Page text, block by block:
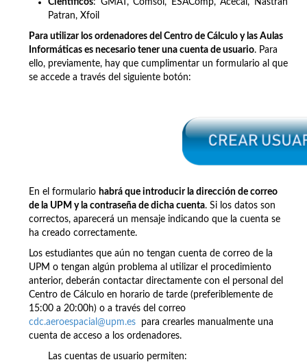
Patran, Xfoil
Para utilizar los ordenadores del Centro de Cálculo y las Aulas
Informáticas es necesario tener una cuenta de usuario. Para
ello, previamente, hay que cumplimentar un formulario al que
se accede a través del siguiente botón:
En el formulario habrá que introducir la dirección de correo
de la UPM y la contraseña de dicha cuenta. Si los datos son
correctos, aparecerá un mensaje indicando que la cuenta se
ha creado correctamente.
Los estudiantes que aún no tengan cuenta de correo de la
UPM o tengan algún problema al utilizar el procedimiento
anterior, deberán contactar directamente con el personal del
Centro de Cálculo en horario de tarde (preferiblemente de
15:00 a 20:00h) o a través del correo
cdc.aeroespacial@upm.es para crearles manualmente una
cuenta de acceso a los ordenadores.
Las cuentas de usuario permiten: